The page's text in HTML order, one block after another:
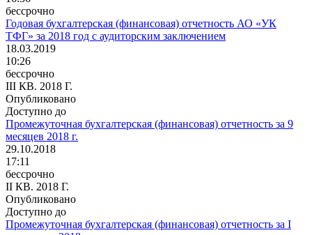
бессрочно
Годовая бухгалтерская (финансовая) отчетность АО «УК
ТФГ» за 2018 год с аудиторским заключением
18.03.2019
10:26
бессрочно
III КВ. 2018 Г.
Опубликовано
Доступно до
Промежуточная бухгалтерская (финансовая) отчетность за 9
месяцев 2018 г.
29.10.2018
17:11
бессрочно
II КВ. 2018 Г.
Опубликовано
Доступно до
Промежуточная бухгалтерская (финансовая) отчетность за I